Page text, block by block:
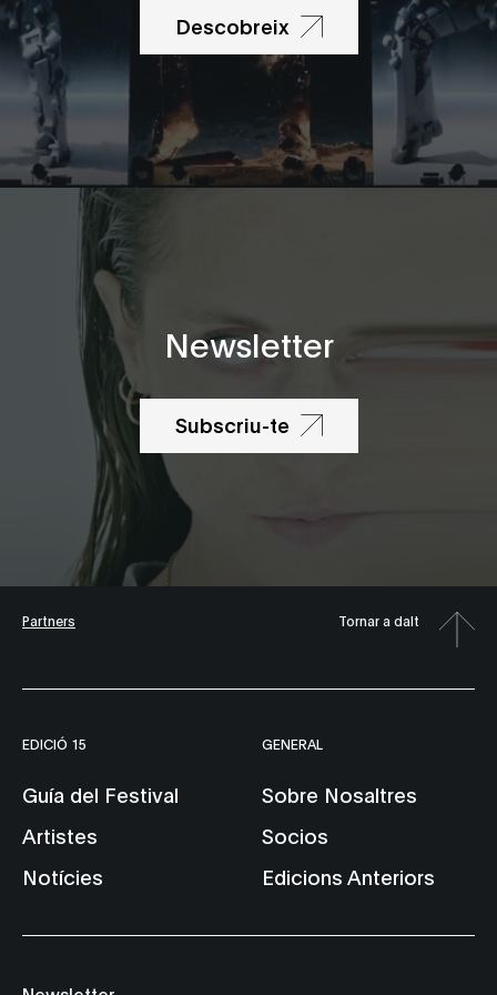
Techno
Descobreix
Newsletter
Subscriu-te
Partners Tornar a dalt
EDICIÓ 15
Guía del Festival
Artistes
Notícies
GENERAL
Sobre Nosaltres
Socios
Edicions Anteriors